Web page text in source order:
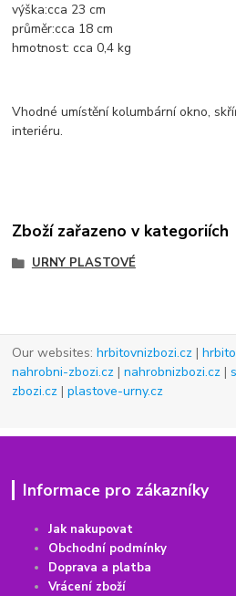
výška:cca 23 cm
průměr:cca 18 cm
hmotnost: cca 0,4 kg
Vhodné umístění kolumbární okno,
interiéru.
Zboží zařazeno v kategoriích
URNY PLASTOVÉ
Our websites:hrbitovnizbozi.cz |
nahrobni-zbozi.cz |nahrobnizbozi.cz |
zbozi.cz |plastove-urny.cz
Informace pro zákazníky
Jak nakupovat
Obchodní podmínky
Doprava a platba
Vrácení zboží